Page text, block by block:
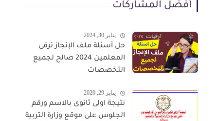
أفضل المشاركات
يناير 30, 2024
حل أسئلة ملف الإنجاز ترقى
المعلمين 2024 صالح لجميع
التخصصات
يناير 29, 2020
نتيجة اولى ثانوى بالاسم ورقم
الجلوس على موقع وزارة التربية